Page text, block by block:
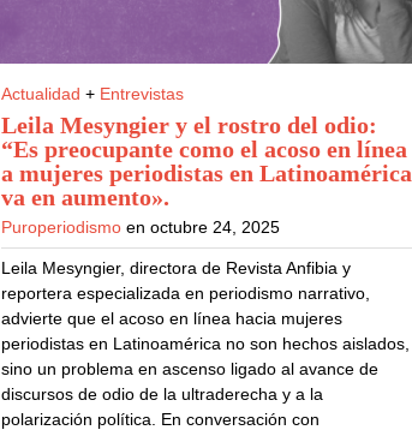
Actualidad + Entrevistas
Leila Mesyngier y el rostro del odio:
“Es preocupante como el acoso en línea
a mujeres periodistas en Latinoamérica
va en aumento».
Puroperiodismoen octubre 24, 2025
Leila Mesyngier, directora de Revista Anfibia y
reportera especializada en periodismo narrativo,
advierte que el acoso en línea hacia mujeres
periodistas en Latinoamérica no son hechos aislados,
sino un problema en ascenso ligado al avance de
discursos de odio de la ultraderecha y a la
polarización política. En conversación con